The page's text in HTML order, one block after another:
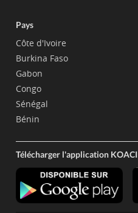
Pays
Côte d'Ivoire
Burkina Faso
Gabon
Congo
Sénégal
Bénin
Télécharger l'application KOACI